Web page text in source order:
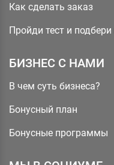
Как сделать заказ
Пройди тест и
БИЗНЕС С НАМИ
В чем суть бизнеса?
Бонусный план
Бонусные программы